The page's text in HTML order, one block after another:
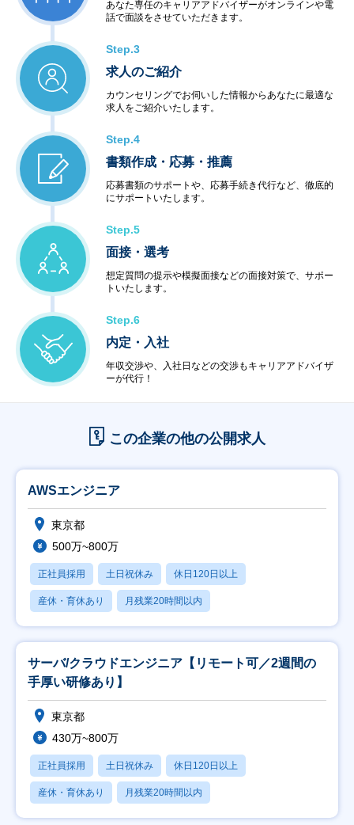
あなた専任のキャリアアドバイザーがオンラインや電
話で面談をさせていただきます。
Step.3
求人のご紹介
カウンセリングでお伺いした情報からあなたに最適な
求人をご紹介いたします。
Step.4
書類作成・応募・推薦
応募書類のサポートや、応募手続き代行など、徹底的
にサポートいたします。
Step.5
面接・選考
想定質問の提示や模擬面接などの面接対策で、サポー
トいたします。
Step.6
内定・入社
年収交渉や、入社日などの交渉もキャリアアドバイザ
ーが代行！
この企業の他の公開求人
AWSエンジニア
東京都
500万~800万
正社員採用 土日祝休み 休日120日以上
産休・育休あり 月残業20時間以内
サーバ/クラウドエンジニア【リモート可／2週間の
手厚い研修あり】
東京都
430万~800万
正社員採用 土日祝休み 休日120日以上
産休・育休あり 月残業20時間以内